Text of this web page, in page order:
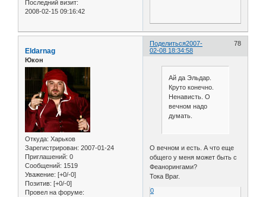
Последний визит:
2008-02-15 09:16:42
Поделиться 78
2007-
02-08 18:34:58
Eldarnag
Юкон
Откуда: Харьков
Зарегистрирован: 2007-01-24
Приглашений: 0
Сообщений: 1519
Уважение: [+0/-0]
Позитив: [+0/-0]
Провел на форуме:
Ай да Эльдар.
Круто конечно.
Ненависть. О
вечном надо
думать.
О вечном и есть. А что еще
общего у меня может быть с
Феанорингами?
Тока Враг.
0